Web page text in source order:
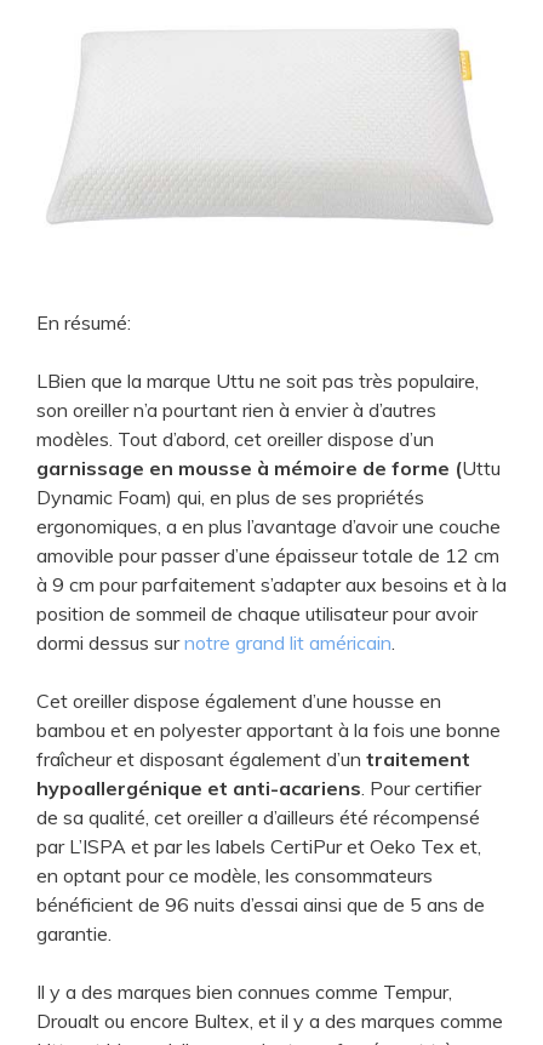
En résumé:
LBien que la marque Uttu ne soit pas très populaire,
son oreiller n’a pourtant rien à envier à d’autres
modèles. Tout d’abord, cet oreiller dispose d’un
garnissage en mousse à mémoire de forme (Uttu
Dynamic Foam) qui, en plus de ses propriétés
ergonomiques, a en plus l’avantage d’avoir une couche
amovible pour passer d’une épaisseur totale de 12 cm
à 9 cm pour parfaitement s’adapter aux besoins et à la
position de sommeil de chaque utilisateur pour avoir
dormi dessus surnotre grand lit américain
Cet oreiller dispose également d’une housse en
bambou et en polyester apportant à la fois une bonne
fraîcheur et disposant également d’un traitement
hypoallergénique et anti-acariens . Pour certifier
de sa qualité, cet oreiller a d’ailleurs été récompensé
par L’ISPA et par les labels CertiPur et Oeko Tex et,
en optant pour ce modèle, les consommateurs
bénéficient de 96 nuits d’essai ainsi que de 5 ans de
garantie.
Il y a des marques bien connues comme Tempur,
Droualt ou encore Bultex, et il y a des marques comme